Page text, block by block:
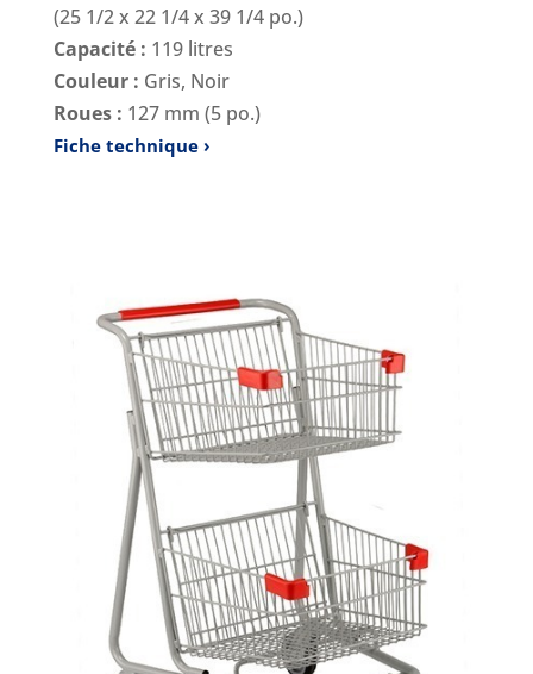
(25 1/2 x 22 1/4 x 39 1/4 po.)
Capacité : 119 litres
Couleur : Gris, Noir
Roues : 127 mm (5 po.)
Fiche technique